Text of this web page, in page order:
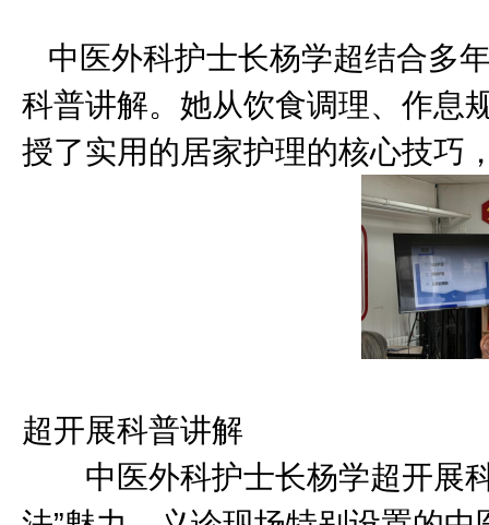
中医外科护士长杨学超结合多
科普讲解。她从饮食调理、作息
授了实用的居家护理的核心技巧
超开展科普讲解
中医外科护士长杨学超开展科